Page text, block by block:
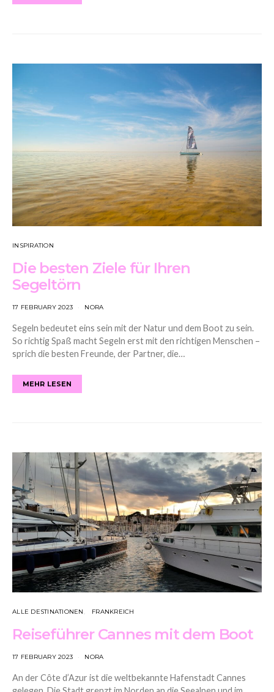
INSPIRATION
Die besten Ziele für Ihren
Segeltörn
17 FEBRUARY 2023 NORA
Segeln bedeutet eins sein mit der Natur und dem Boot zu sein.
So richtig Spaß macht Segeln erst mit den richtigen Menschen –
sprich die besten Freunde, der Partner, die…
MEHR LESEN
ALLE DESTINATIONEN FRANKREICH
Reiseführer Cannes mit dem Boot
17 FEBRUARY 2023 NORA
An der Côte d’Azur ist die weltbekannte Hafenstadt Cannes